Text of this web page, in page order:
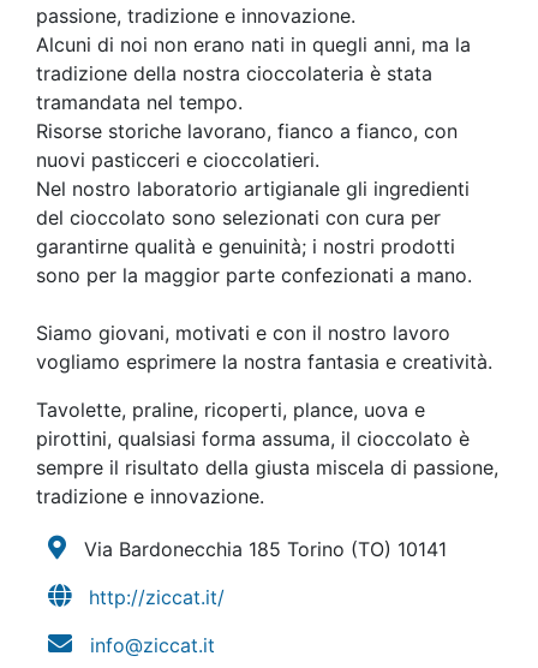
passione, tradizione e innovazione.
Alcuni di noi non erano nati in quegli anni, ma la
tradizione della nostra cioccolateria è stata
tramandata nel tempo.
Risorse storiche lavorano, fianco a fianco, con
nuovi pasticceri e cioccolatieri.
Nel nostro laboratorio artigianale gli ingredienti
del cioccolato sono selezionati con cura per
garantirne qualità e genuinità; i nostri prodotti
sono per la maggior parte confezionati a mano.
Siamo giovani, motivati e con il nostro lavoro
vogliamo esprimere la nostra fantasia e creatività.
Tavolette, praline, ricoperti, plance, uova e
pirottini, qualsiasi forma assuma, il cioccolato è
sempre il risultato della giusta miscela di passione,
tradizione e innovazione.
Via Bardonecchia 185 Torino (TO) 10141
http://ziccat.it/
info@ziccat.it